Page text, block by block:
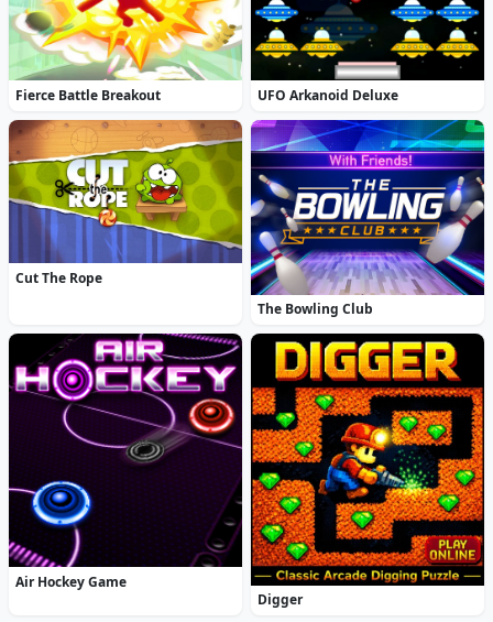
Fierce Battle Breakout UFO Arkanoid Deluxe
Cut The Rope
The Bowling Club
Air Hockey Game
Digger